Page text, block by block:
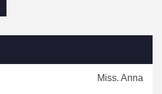
Miss. Anna